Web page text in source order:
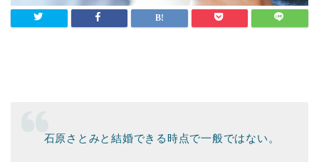
石原さとみと結婚できる時点で一般ではない。